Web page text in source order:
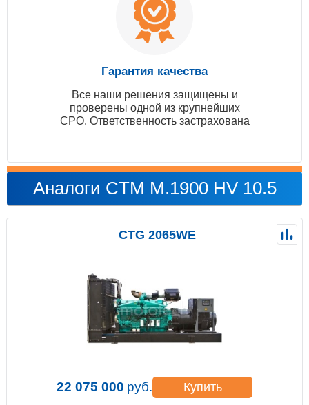
Гарантия качества
Все наши решения защищены и
проверены одной из крупнейших
СРО. Ответственность застрахована
Аналоги CTM M.1900 HV 10.5
CTG 2065WE
22 075 000 руб. Купить